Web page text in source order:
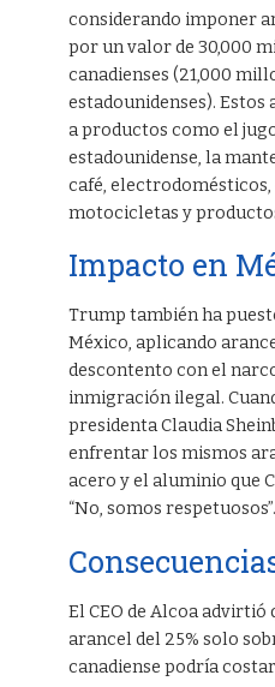
considerando imponer
por un valor de 30,000
canadienses (21,000
estadounidenses).
a productos como el
estadounidense, la
café,
motocicletas y
Impacto en
Trump también ha
México, aplicando
descontento con el
inmigración ilegal.
presidenta Claudia
enfrentar los mismos
acero y el aluminio que
“No, somos respetuosos”.
El CEO de Alcoa advirtió
arancel del 25% solo
canadiense podría